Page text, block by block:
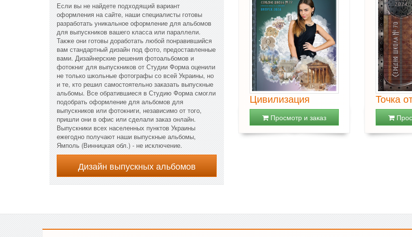
Если вы не найдете подходящий вариант
оформления на сайте, наши специалисты готовы
разработать уникальное оформление для альбомов
для выпускников вашего класса или параллели.
Также они готовы доработать любой понравившийся
вам стандартный дизайн под фото, предоставленные
вами. Дизайнерские решения фотоальбомов и
фотокниг для выпускников от Студии Форма оценили
не только школьные фотографы со всей Украины, но
и те, кто решил самостоятельно заказать выпускные
альбомы. Все обратившиеся в Студию Форма смогли
подобрать оформление для альбомов для
выпускников или фотокниги, независимо от того,
пришли они в офис или сделали заказ онлайн.
Выпускники всех населенных пунктов Украины
ежегодно получают наши выпускные альбомы,
Ямполь (Винницкая обл.) - не исключение.
Дизайн выпускных альбомов
Цивилизация
Просмотр и заказ
Точка